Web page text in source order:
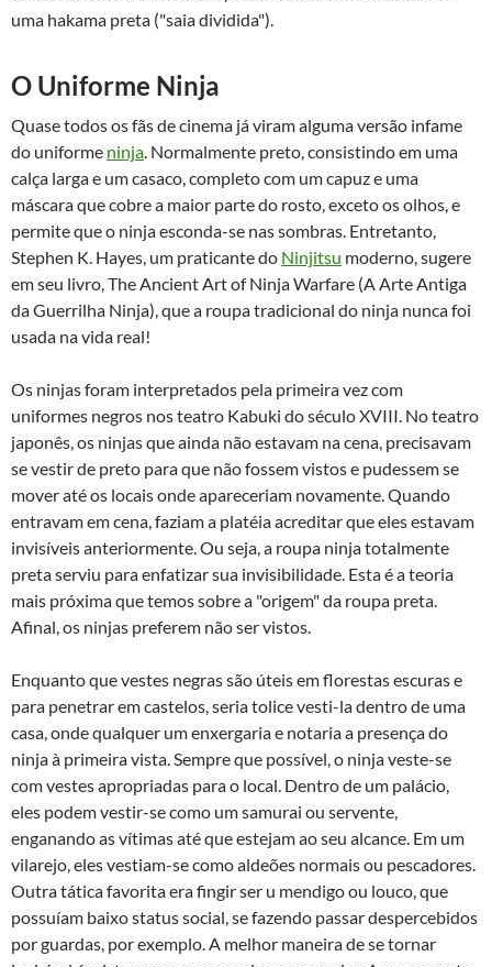
uma hakama preta ("saia dividida").
O Uniforme Ninja
Quase todos os fãs de cinema já viram alguma versão infame
do uniforme ninja . Normalmente preto, consistindo em uma
calça larga e um casaco, completo com um capuz e uma
máscara que cobre a maior parte do rosto, exceto os olhos, e
permite que o ninja esconda-se nas sombras. Entretanto,
Stephen K. Hayes, um praticante do Ninjitsu moderno, sugere
em seu livro, The Ancient Art of Ninja Warfare (A Arte Antiga
da Guerrilha Ninja), que a roupa tradicional do ninja nunca foi
usada na vida real!
Os ninjas foram interpretados pela primeira vez com
uniformes negros nos teatro Kabuki do século XVIII. No teatro
japonês, os ninjas que ainda não estavam na cena, precisavam
se vestir de preto para que não fossem vistos e pudessem se
mover até os locais onde apareceriam novamente. Quando
entravam em cena, faziam a platéia acreditar que eles estavam
invisíveis anteriormente. Ou seja, a roupa ninja totalmente
preta serviu para enfatizar sua invisibilidade. Esta é a teoria
mais próxima que temos sobre a "origem" da roupa preta.
Afinal, os ninjas preferem não ser vistos.
Enquanto que vestes negras são úteis em florestas escuras e
para penetrar em castelos, seria tolice vesti-la dentro de uma
casa, onde qualquer um enxergaria e notaria a presença do
ninja à primeira vista. Sempre que possível, o ninja veste-se
com vestes apropriadas para o local. Dentro de um palácio,
eles podem vestir-se como um samurai ou servente,
enganando as vítimas até que estejam ao seu alcance. Em um
vilarejo, eles vestiam-se como aldeões normais ou pescadores.
Outra tática favorita era fingir ser u mendigo ou louco, que
possuíam baixo status social, se fazendo passar despercebidos
por guardas, por exemplo. A melhor maneira de se tornar